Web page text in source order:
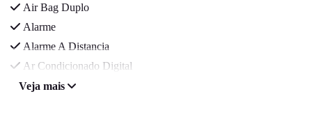
Air Bag Duplo
Alarme
Alarme A Distancia
Ar Condicionado Digital
Veja mais